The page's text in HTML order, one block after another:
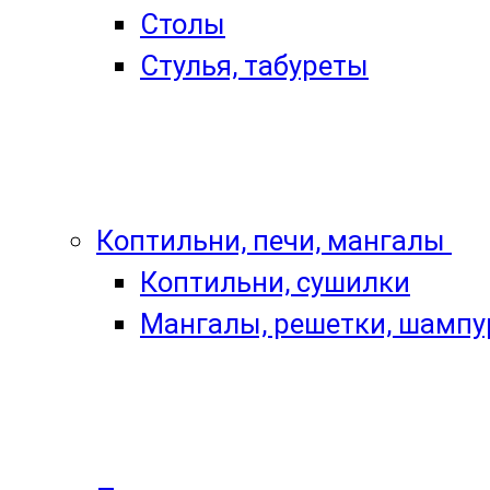
Столы
Стулья, табуреты
Коптильни, печи, мангалы
Коптильни, сушилки
Мангалы, решетки,